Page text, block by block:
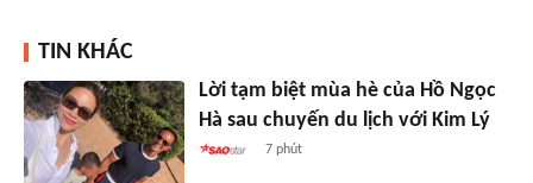
TIN KHÁC
Lời tạm biệt mùa hè của Hồ Ngọc
Hà sau chuyến du lịch với Kim Lý
7 phút